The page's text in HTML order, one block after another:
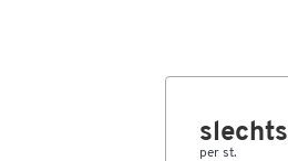
slechts
per st.